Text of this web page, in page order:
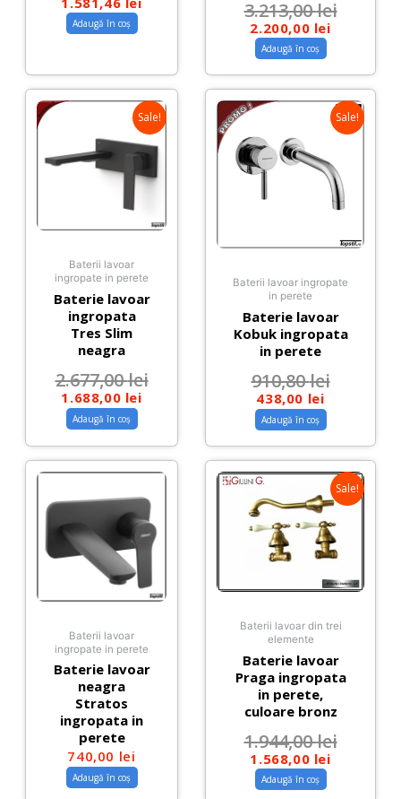
Adaugă în coș
3.213,00lei
2.200,00 lei
Adaugă în coș
Sale!
Baterii lavoar
ingropate in perete
Baterie lavoar
ingropata
Tres Slim
neagra
2.677,00lei
1.688,00 lei
Adaugă în coș
Sale!
Baterii lavoar ingropate
in perete
Baterie lavoar
Kobuk ingropata
in perete
910,80lei
438,00 lei
Adaugă în coș
Baterii lavoar
ingropate in perete
Baterie lavoar
neagra
Stratos
ingropata in
perete
740,00 lei
Adaugă în coș
Sale!
Baterii lavoar din trei
elemente
Baterie lavoar
Praga ingropata
in perete,
culoare bronz
1.944,00lei
1.568,00 lei
Adaugă în coș